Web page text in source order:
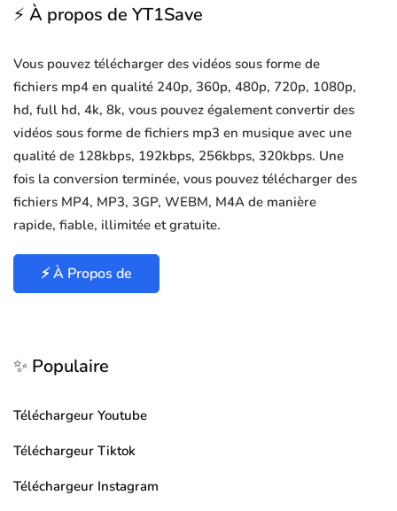
⚡ À propos de YT1Save
Vous pouvez télécharger des vidéos sous forme de
fichiers mp4 en qualité 240p, 360p, 480p, 720p, 1080p,
hd, full hd, 4k, 8k, vous pouvez également convertir des
vidéos sous forme de fichiers mp3 en musique avec une
qualité de 128kbps, 192kbps, 256kbps, 320kbps. Une
fois la conversion terminée, vous pouvez télécharger des
fichiers MP4, MP3, 3GP, WEBM, M4A de manière
rapide, fiable, illimitée et gratuite.
⚡ À Propos de
✨ Populaire
Téléchargeur Youtube
Téléchargeur Tiktok
Téléchargeur Instagram